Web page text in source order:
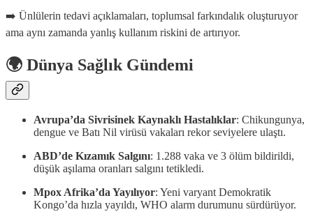
➡️ Ünlülerin tedavi açıklamaları, toplumsal farkındalık oluşturuyor
ama aynı zamanda yanlış kullanım riskini de artırıyor.
🌍 Dünya Sağlık Gündemi
Avrupa’da Sivrisinek Kaynaklı Hastalıklar: Chikungunya,
dengue ve Batı Nil virüsü vakaları rekor seviyelere ulaştı.
ABD’de Kızamık Salgını: 1.288 vaka ve 3 ölüm bildirildi,
düşük aşılama oranları salgını tetikledi.
Mpox Afrika’da Yayılıyor: Yeni varyant Demokratik
Kongo’da hızla yayıldı, WHO alarm durumunu sürdürüyor.